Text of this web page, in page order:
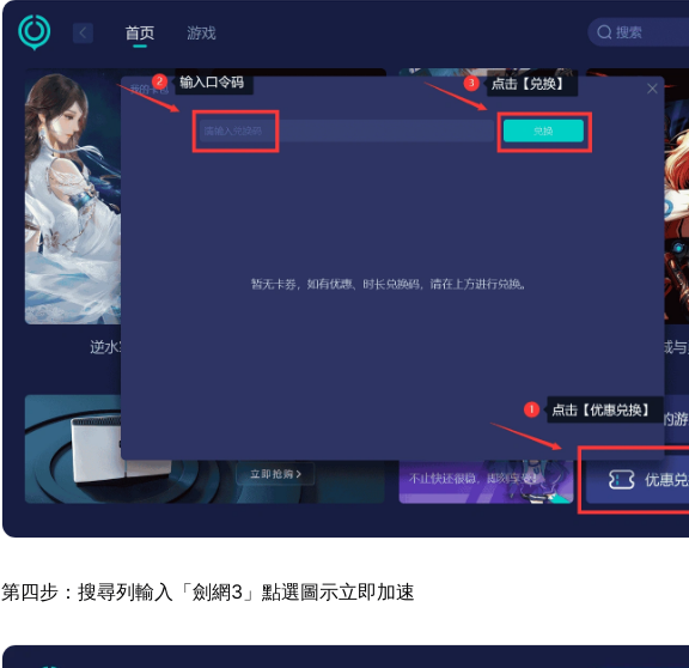
第四步：搜尋列輸入「劍網3」點選圖示立即加速